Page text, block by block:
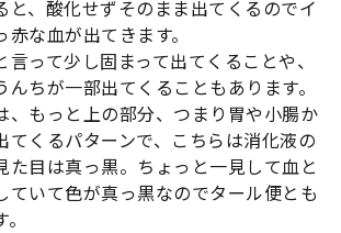
と、酸化せずそのまま出てくるのでイ
な血が出てきます。
って少し固まって出てくることや、
ちが一部出てくることもあります。
、もっと上の部分、つまり胃や小腸か
てくるパターンで、こちらは消化液の
た目は真っ黒。ちょっと一見して血と
ていて色が真っ黒なのでタール便とも